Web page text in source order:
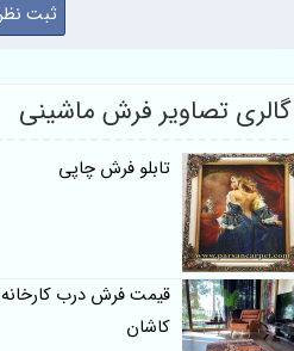
گالری تصاویر فرش ماشینی
تابلو فرش چاپی
قیمت فرش درب کارخانه
کاشان